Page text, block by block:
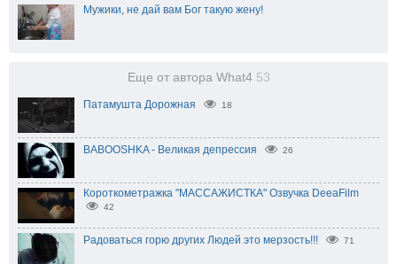
Мужики, не дай вам Бог такую жену!
Еще от автора What4 53
Патамушта Дорожная 18
BABOOSHKA - Великая депрессия 26
Короткометражка "МАССАЖИСТКА" Озвучка DeeaFilm
42
Радоваться горю других Людей это мерзость!!! 71